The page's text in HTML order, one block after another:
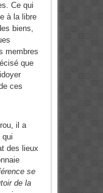
Ce qui
à la libre
biens,
membres
que
ces
il a
qui
des lieux
se
de la